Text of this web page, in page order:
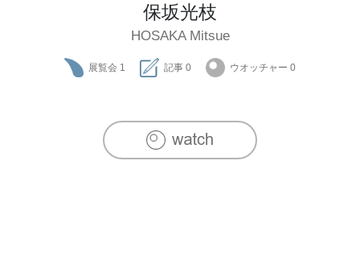
保坂光枝
HOSAKA Mitsue
展覧会 1 記事 0 ウオッチャー 0